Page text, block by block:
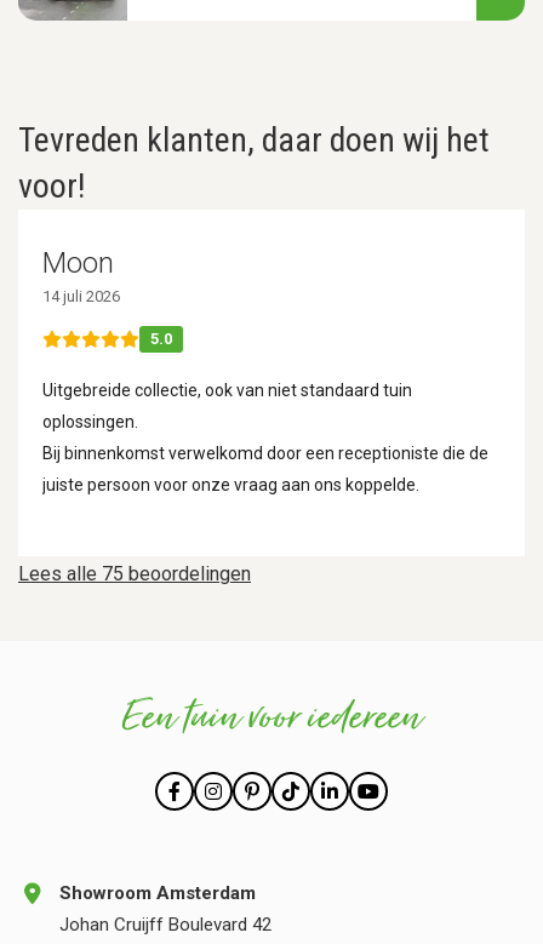
Tevreden klanten, daar doen wij het
voor!
Lees alle 75 beoordelingen
Moon
14 juli 2026
5.0
Uitgebreide collectie, ook van niet standaard tuin
oplossingen.
Bij binnenkomst verwelkomd door een receptioniste die de
juiste persoon voor onze vraag aan ons koppelde.
Een tuin voor iedereen
Showroom Amsterdam
Johan Cruijff Boulevard 42